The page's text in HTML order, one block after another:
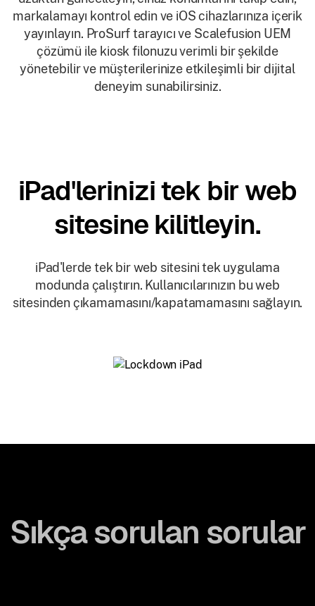
markalamayı kontrol edin ve iOS cihazlarınıza içerik
yayınlayın. ProSurf tarayıcı ve Scalefusion UEM
çözümü ile kiosk filonuzu verimli bir şekilde
yönetebilir ve müşterilerinize etkileşimli bir dijital
deneyim sunabilirsiniz.
iPad'lerinizi tek bir web
sitesine kilitleyin.
iPad'lerde tek bir web sitesini tek uygulama
modunda çalıştırın. Kullanıcılarınızın bu web
sitesinden çıkamamasını/kapatamamasını sağlayın.
Sıkça sorulan sorular